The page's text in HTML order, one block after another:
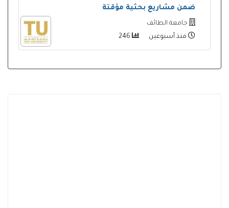
ضمن مشاريع بحثية مؤقتة
جامعة الطائف
منذ أسبوعين